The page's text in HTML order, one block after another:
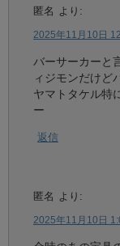
匿名 より:
2025年11月10日
バーサーカーと
ィジモンだけど
ヤマトタケル特
ー
返信
匿名 より:
2025年11月10日